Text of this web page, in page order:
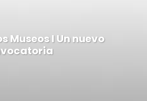
Museos l Un nuevo